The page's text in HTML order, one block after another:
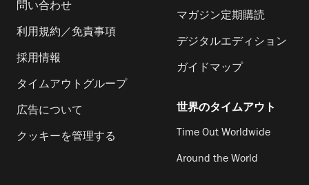
問い合わせ
利用規約／免責事項
採用情報
タイムアウトグループ
広告について
クッキーを管理する
マガジン定期購読
デジタルエディション
ガイドマップ
世界のタイムアウト
Time Out Worldwide
Around the World